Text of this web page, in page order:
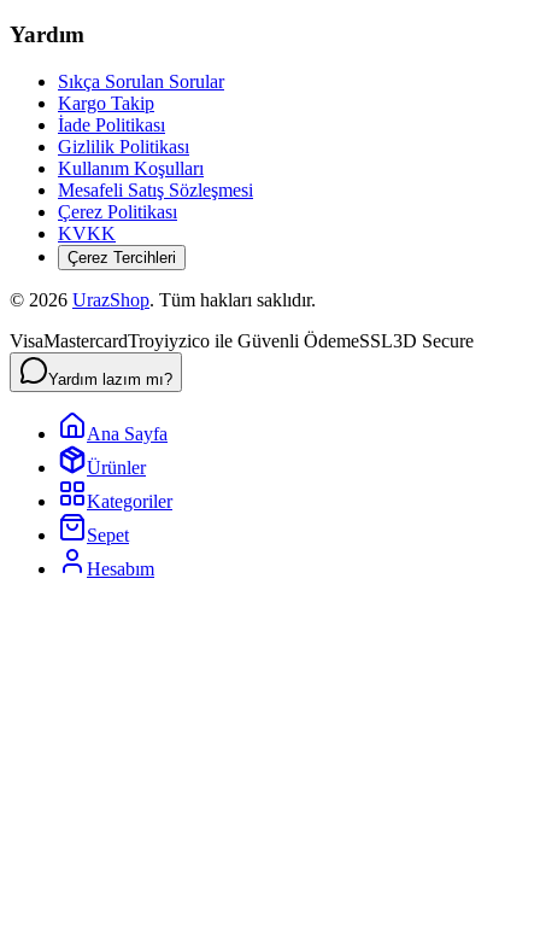
Yardım
Sıkça Sorulan Sorular
Kargo Takip
İade Politikası
Gizlilik Politikası
Kullanım Koşulları
Mesafeli Satış Sözleşmesi
Çerez Politikası
KVKK
Çerez Tercihleri
© 2026 UrazShop. Tüm hakları saklıdır.
VisaMastercardTroyiyzico ile Güvenli ÖdemeSSL3D Secure
Yardım lazım mı?
Ana Sayfa
Ürünler
Kategoriler
Sepet
Hesabım